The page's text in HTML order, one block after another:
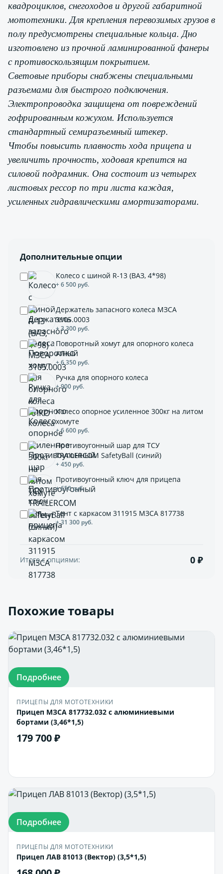
квадроциклов, снегоходов и другой габаритной
мототехники. Для крепления перевозимых грузов в
полу предусмотрены специальные кольца. Дно
изготовлено из прочной ламинированной фанеры
c противоскользящим покрытием.
Световые приборы снабжены специальными
разъемами для быстрого подключения.
Электропроводка защищена от повреждений
гофрированным кожухом. Используется
стандартный семиразъемный штекер.
Чтобы повысить плавность хода прицепа и
увеличить прочность, ходовая крепится на
силовой подрамник. Она состоит из четырех
листовых рессор по три листа каждая,
усиленных гидравлическими амортизаторами.
Дополнительные опции
Колесо с шиной R-13 (ВАЗ, 4*98)
+ 6 500 руб.
Держатель запасного колеса МЗСА
3105.0003
+ 3 300 руб.
Поворотный хомут для опорного колеса
АЛКО
+ 6 350 руб.
Ручка для опорного колеса
+ 900 руб.
Колесо опорное усиленное 300кг на литом
хомуте
+ 6 600 руб.
Противоугонный шар для ТСУ
TRAILERCOM SafetyBall (синий)
+ 450 руб.
Противоугонный ключ для прицепа
+ 650 руб.
Тент с каркасом 311915 МЗСА 817738
+ 31 300 руб.
Итого с опциями: 0 ₽
Похожие товары
Подробнее
ПРИЦЕПЫ ДЛЯ МОТОТЕХНИКИ
Прицеп МЗСА 817732.032 с алюминиевыми
бортами (3,46*1,5)
179 700 ₽
Подробнее
ПРИЦЕПЫ ДЛЯ МОТОТЕХНИКИ
Прицеп ЛАВ 81013 (Вектор) (3,5*1,5)